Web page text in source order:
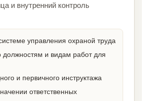
и внутренний контроль
управления охраной труда
должностям и видам работ для
и первичного инструктажа
ответственных